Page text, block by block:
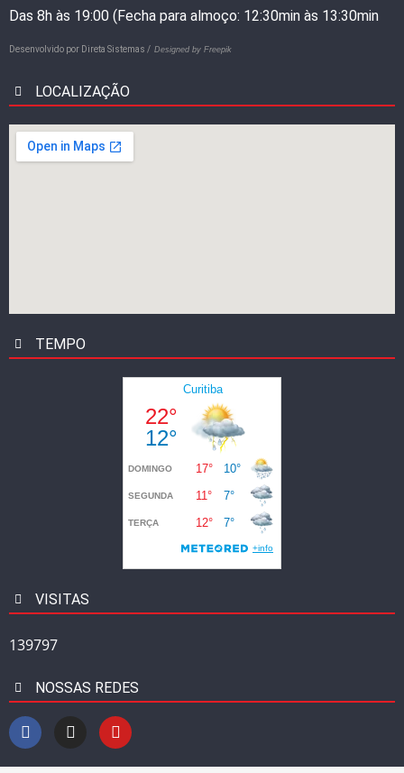
Das 8h às 19:00 (Fecha para almoço: 12:30min às 13:30min
Desenvolvido por Direta Sistemas / Designed by Freepik
LOCALIZAÇÃO
TEMPO
VISITAS
139797
NOSSAS REDES